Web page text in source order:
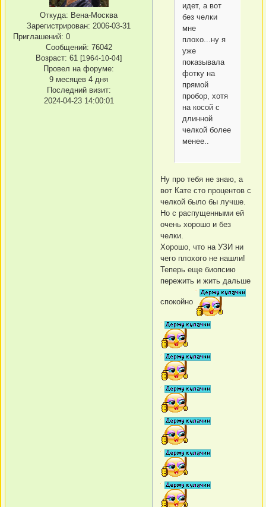
Откуда: Вена-Москва
Зарегистрирован: 2006-03-31
Приглашений: 0
Сообщений: 76042
Возраст: 61 [1964-10-04]
Провел на форуме:
9 месяцев 4 дня
Последний визит:
2024-04-23 14:00:01
идет, а вот
без челки
мне
плохо...ну я
уже
показывала
фотку на
прямой
пробор, хотя
на косой с
длинной
челкой более
менее..
Ну про тебя не знаю, а
вот Кате сто процентов с
челкой было бы лучше.
Но с распущенными ей
очень хорошо и без
челки.
Хорошо, что на УЗИ ни
чего плохого не нашли!
Теперь еще биопсию
пережить и жить дальше
спокойно